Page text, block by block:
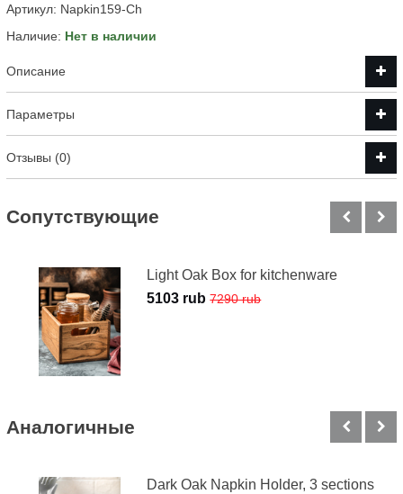
Артикул: Napkin159-Сh
Наличие: Нет в наличии
Описание
Параметры
Отзывы (0)
Cопутствующие
Light Oak Box for kitchenware
5103 rub7290 rub
Аналогичные
Dark Oak Napkin Holder, 3 sections